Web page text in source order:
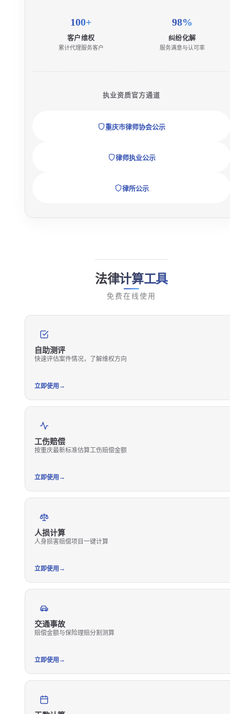
100+
客户维权
累计代理服务客户
98%
纠纷化解
服务满意与认可率
执业资质官方通道
重庆市律师协会公示
律师执业公示
律所公示
法律计算工具
免费在线使用
自助测评
快速评估案件情况，了解维权方向
立即使用 →
工伤赔偿
按重庆最新标准估算工伤赔偿金额
立即使用 →
人损计算
人身损害赔偿项目一键计算
立即使用 →
交通事故
赔偿金额与保险理赔分割测算
立即使用 →